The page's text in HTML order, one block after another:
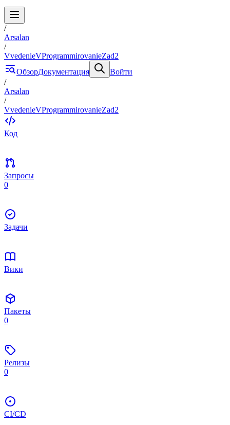
/
Arsalan
/
VvedenieVProgrammirovanieZad2
ОбзорДокументация
Войти
/
Arsalan
/
VvedenieVProgrammirovanieZad2
Код
Запросы
0
Задачи
Вики
Пакеты
0
Релизы
0
CI/CD